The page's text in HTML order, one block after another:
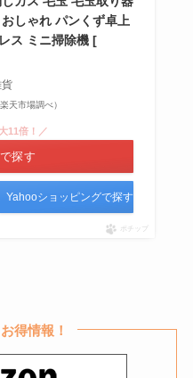
しゃれ パンくず卓上
ス ミニ掃除機 [
天市場調べ）
11倍！／
探す
Yahooショッピングで探す
ポチップ
得情報！